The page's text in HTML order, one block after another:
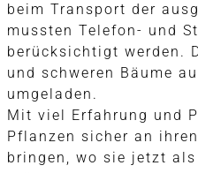
beim Transport der
mussten Telefon- und
berücksichtigt werden.
und schweren Bäume
umgeladen.
Mit viel Erfahrung und
Pflanzen sicher an
bringen, wo sie jetzt